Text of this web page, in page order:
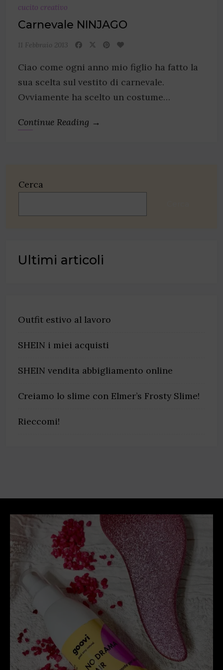
cucito creativo
Carnevale NINJAGO
11 Febbraio 2013
Ciao come ogni anno mio figlio ha fatto la
sua scelta sul vestito di carnevale.
Ovviamente ha scelto un costume…
Continue Reading →
Cerca
Ultimi articoli
Outfit estivo al lavoro
SHEIN i miei acquisti
SHEIN vendita abbigliamento online
Creiamo lo slime con Elmer’s Frosty Slime!
Rieccomi!